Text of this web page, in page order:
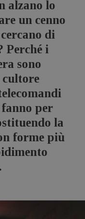
alzano lo
un cenno
di
Perché i
sono
per
la
forme più